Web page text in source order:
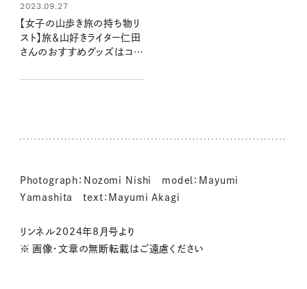
2023.09.27
【女子の山歩き旅の持ち物リ
スト】旅＆山好きライター仁田
さんのおすすめグッズはコ
Photograph：Nozomi Nishi model：Mayumi
Yamashita text：Mayumi Akagi
リンネル2024年8月号より
※ 画像・文章の無断転載はご遠慮ください